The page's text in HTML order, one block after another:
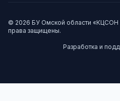
© 2026 БУ Омской области «КЦСОН
права защищены.
Разработка и